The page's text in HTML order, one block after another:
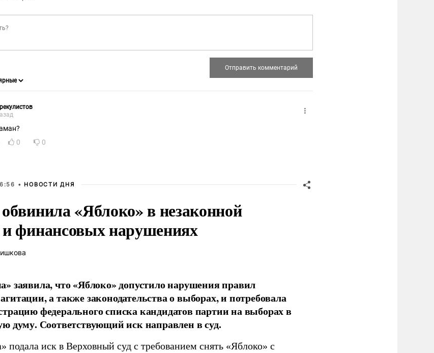
0 0
• НОВОСТИ ДНЯ
«Яблоко» в незаконной
финансовых нарушениях
заявила, что «Яблоко» допустило нарушения правил
а также законодательства о выборах, и потребовала
федерального списка кандидатов партии на выборах в
думу. Соответствующий иск направлен в суд.
подала иск в Верховный суд с требованием снять «Яблоко» с